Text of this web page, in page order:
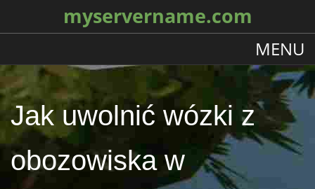
myservername.com
MENU
Jak uwolnić wózki z
obozowiska w